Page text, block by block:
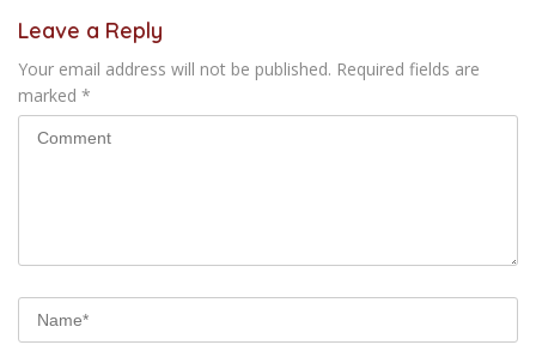
Leave a Reply
Your email address will not be published. Required fields are
marked *